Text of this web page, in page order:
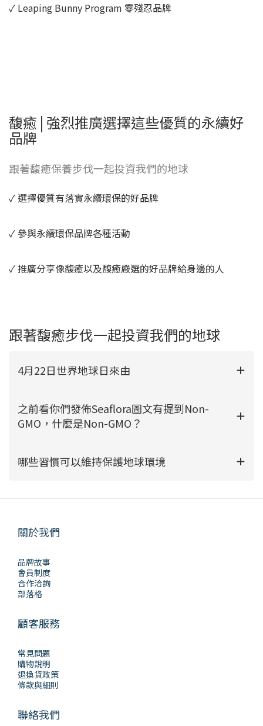
✓ Leaping Bunny Program 零殘忍品牌
馥癒 | 強烈推廣選擇這些優質的永續好
品牌
跟著馥癒保養步伐一起投資我們的地球
✓ 選擇優質有落實永續環保的好品牌
✓ 參與永續環保品牌各種活動
✓ 推廣分享像馥癒以及馥癒嚴選的好品牌給身邊的人
跟著馥癒步伐一起投資我們的地球
4月22日世界地球日來由
之前看你們發佈Seaflora圖文有提到Non-
GMO，什麼是Non-GMO？
哪些習慣可以維持保護地球環境
關於我們
品牌故事
會員制度
合作洽詢
部落格
顧客服務
常見問題
購物說明
退換貨政策
條款與細則
聯絡我們